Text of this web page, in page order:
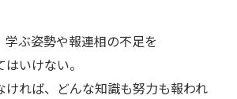
ぶ姿勢や報連相の不足を
いけない。
ければ、どんな知識も努力も報われ